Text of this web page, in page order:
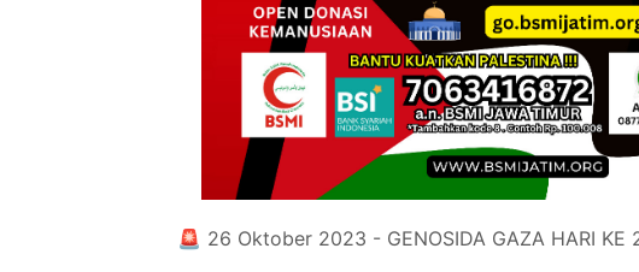
🚨 26 Oktober 2023 - GENOSIDA GAZA HARI KE